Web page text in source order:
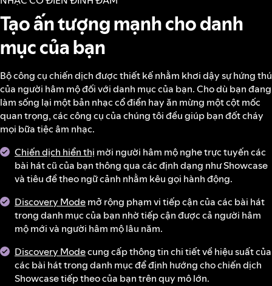
Tạo ấn tượng mạnh cho danh
mục của bạn
Bộ công cụ chiến dịch được thiết kế nhằm khơi dậy sự hứng thú
của người hâm mộ đối với danh mục của bạn. Cho dù bạn đang
làm sống lại một bản nhạc cổ điển hay ăn mừng một cột mốc
quan trọng, các công cụ của chúng tôi đều giúp bạn đốt cháy
mọi bữa tiệc âm nhạc.
Chiến dịch hiển thị mời người hâm mộ nghe trực tuyến các
bài hát cũ của bạn thông qua các định dạng như Showcase
và tiêu đề theo ngữ cảnh nhằm kêu gọi hành động.
Discovery Modemở rộng phạm vi tiếp cận của các bài hát
trong danh mục của bạn nhờ tiếp cận được cả người hâm
mộ mới và người hâm mộ lâu năm.
Discovery Modecung cấp thông tin chi tiết về hiệu suất của
các bài hát trong danh mục để định hướng cho chiến dịch
Showcase tiếp theo của bạn trên quy mô lớn.